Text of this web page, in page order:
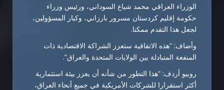
الوزراء العراقي محمد شياع السوداني، ورئيس وزراء
حكومة إقليم كردستان مسرور بارزاني، وكبار المسؤولين،
لجعل هذا التقدم ممكنا.
وأضاف: “هذه الاتفاقية ستعزز الشراكة الاقتصادية ذات
المنفعة المتبادلة بين الولايات المتحدة والعراق”.
روبيو أردف: “هذا التطور من شأنه أن يعزز بيئة استثمارية
أكثر استقرارا للشركات الأمريكية في جميع أنحاء العراق،